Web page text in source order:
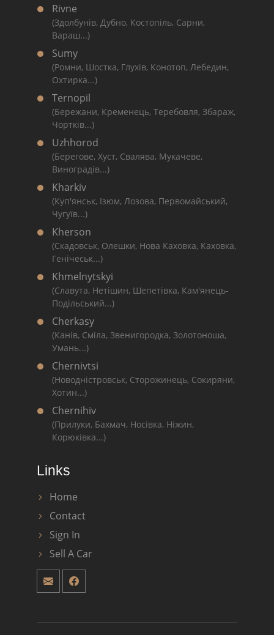
Rivne
(Здолбунів, Дубно, Костопіль, Сарни,
Вараш...)
Sumy
(Ромни, Шостка, Глухів, Конотоп, Лебедин,
Охтирка...)
Ternopil
(Бережани, Кременець, Теребовля, Збараж,
Чортків...)
Uzhhorod
(Берегове, Хуст, Свалява, Мукачеве,
Виноградів...)
Kharkiv
(Куп'янськ, Ізюм, Лозова, Первомайський,
Чугуїв...)
Kherson
(Скадовськ, Олешки, Нова Каховка, Каховка,
Генічеськ...)
Khmelnytskyi
(Славута, Нетішин, Шепетівка, Кам'янець-
Подільський...)
Cherkasy
(Канів, Сміла, Звенигородка, Золотоноша,
Умань...)
Chernivtsi
(Новодністровськ, Сторожинець, Сокиряни,
Хотин...)
Chernihiv
(Прилуки, Бахмач, Носівка, Ніжин,
Корюківка...)
Links
Home
Contact
Sign In
Sell A Car